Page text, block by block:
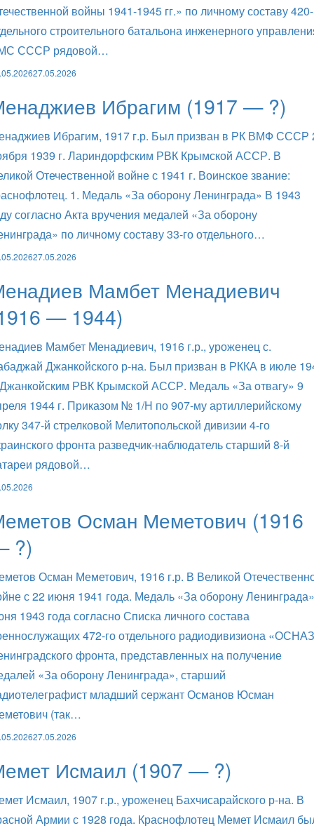
войны 1941-1945 гг.» по личному составу
строительного батальона инженерного
СССР рядовой…
27.05.2026
Ибрагим (1917 — ?)
Ибрагим, 1917 г.р. Был призван в РК ВМФ СССР
1939 г. Лариндорфским РВК Крымской АССР. В
Отечественной войне с 1941 г. Воинское звание:
1. Медаль «За оборону Ленинграда» В 1943
согласно Акта вручения медалей «За оборону
по личному составу 33-го отдельного…
27.05.2026
Мамбет Менадиевич
— 1944)
Мамбет Менадиевич, 1916 г.р., уроженец с.
Джанкойского р-на. Был призван в РККА в июле
РВК Крымской АССР. Медаль «За отвагу» 9
1944 г. Приказом № 1/Н по 907-му артиллерийскому
347-й стрелковой Мелитопольской дивизии 4-го
фронта разведчик-наблюдатель старший 8-й
рядовой…
Осман Меметович (1916
?)
Осман Меметович, 1916 г.р. В Великой
с 22 июня 1941 года. Медаль «За оборону
1943 года согласно Списка личного состава
472-го отдельного радиодивизиона
фронта, представленных на получение
«За оборону Ленинграда», старший
младший сержант Османов Юсман
(так…
27.05.2026
Исмаил (1907 — ?)
Исмаил, 1907 г.р., уроженец Бахчисарайского р-на. В
Армии с 1928 года. Краснофлотец Мемет Исмаил